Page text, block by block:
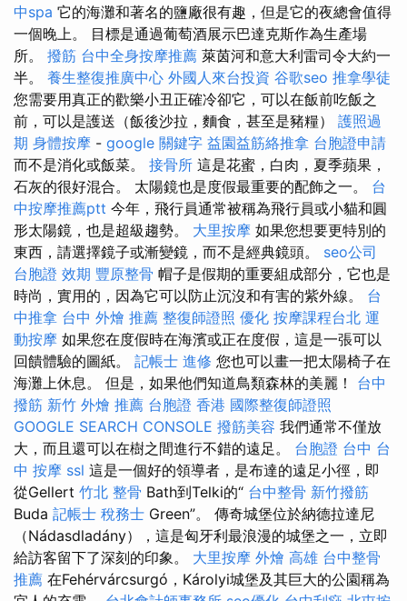
中spa 它的海灘和著名的鹽廠很有趣，但是它的夜總會值得
一個晚上。 目標是通過葡萄酒展示巴達克斯作為生產場
所。 撥筋 台中全身按摩推薦 萊茵河和意大利雷司令大約一
半。 養生整復推廣中心 外國人來台投資 谷歌seo 推拿學徒
您需要用真正的歡樂小丑正確冷卻它，可以在飯前吃飯之
前，可以是護送（飯後沙拉，麵食，甚至是豬糧） 護照過
期 身體按摩 - google 關鍵字 益園益筋絡推拿 台胞證申請
而不是消化或飯菜。 接骨所 這是花蜜，白肉，夏季蘋果，
石灰的很好混合。 太陽鏡也是度假最重要的配飾之一。 台
中按摩推薦ptt 今年，飛行員通常被稱為飛行員或小貓和圓
形太陽鏡，也是超級趨勢。 大里按摩 如果您想要更特別的
東西，請選擇鏡子或漸變鏡，而不是經典鏡頭。 seo公司
台胞證 效期 豐原整骨 帽子是假期的重要組成部分，它也是
時尚，實用的，因為它可以防止沉沒和有害的紫外線。 台
中推拿 台中 外燴 推薦 整復師證照 優化 按摩課程台北 運
動按摩 如果您在度假時在海濱或正在度假，這是一張可以
回饋體驗的圖紙。 記帳士 進修 您也可以畫一把太陽椅子在
海灘上休息。 但是，如果他們知道鳥類森林的美麗！ 台中
撥筋 新竹 外燴 推薦 台胞證 香港 國際整復師證照
GOOGLE SEARCH CONSOLE 撥筋美容 我們通常不僅放
大，而且還可以在樹之間進行不錯的遠足。 台胞證 台中 台
中 按摩 ssl 這是一個好的領導者，是布達的遠足小徑，即
從Gellert 竹北 整骨 Bath到Telki的“ 台中整骨 新竹撥筋
Buda 記帳士 稅務士 Green”。 傳奇城堡位於納德拉達尼
（Nádasdladány），這是匈牙利最浪漫的城堡之一，立即
給訪客留下了深刻的印象。 大里按摩 外燴 高雄 台中整骨
推薦 在Fehérvárcsurgó，Károlyi城堡及其巨大的公園稱為